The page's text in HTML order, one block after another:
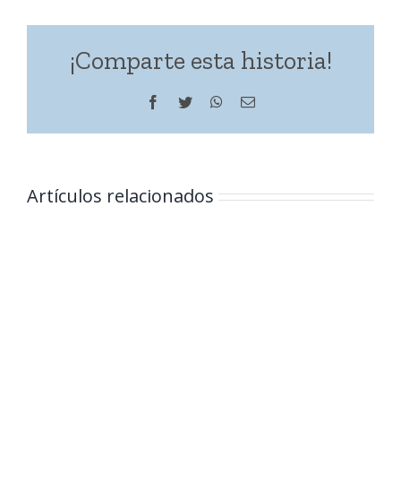
¡Comparte esta historia!
Facebook
Twitter WhatsApp
Correo
Artículos relacionados